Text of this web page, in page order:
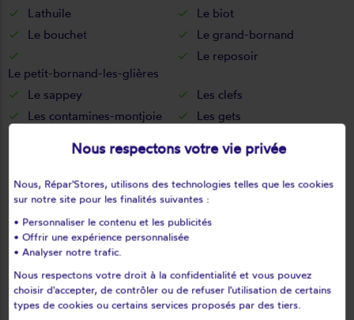
Lathuile
Le biot
Le bouchet
Le grand-bornand
Le petit-bornand-les-glières
Le reposoir
Le sappey
Les clefs
Les contamines-montjoie
Les gets
Les villards-sur-thônes
Leschaux
Loisin
Lornay
Lovagny
Lucinges
Lugrin
Lullin
Lully
Manigod
Marcellaz
Marcellaz-albanais
Marcellaz-en-faucigny
Nous respectons votre vie privée
Nous, Répar'Stores, utilisons des technologies telles que les cookies
sur notre site pour les finalités suivantes :
• Personnaliser le contenu et les publicités
• Offrir une expérience personnalisée
• Analyser notre trafic.
Nous respectons votre droit à la confidentialité et vous pouvez
choisir d'accepter, de contrôler ou de refuser l'utilisation de certains
types de cookies ou certains services proposés par des tiers.